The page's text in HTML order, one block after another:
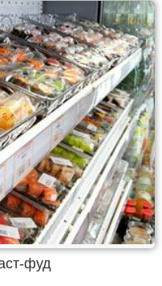
фуд